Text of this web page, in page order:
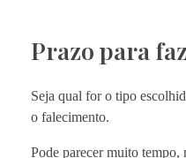
Prazo para
Seja qual for o tipo
o falecimento.
Pode parecer muito